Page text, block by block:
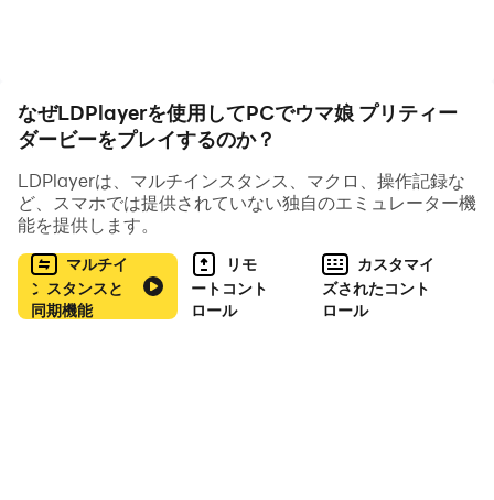
・DMMより低スペックPCでもプレイ可能
スマートフォンゲームをPCでプレイする場合、操作方法
はキーボードとマウスになります。これは一般的なPCゲ
ームと同じです。PCゲームの経験がある方は、特に違和
感なくスマートフォンゲームもPCでプレイできると思い
ます。
PCでスマホゲーム遊ぶQ&A
なぜLDPlayerを使用してPCでウマ娘 プリティー
ダービーをプレイするのか？
LDPlayerは、マルチインスタンス、マクロ、操作記録な
ど、スマホでは提供されていない独自のエミュレーター機
能を提供します。
マルチイ
ンスタンスと
同期機能
リモ
ートコント
ロール
カスタマイ
ズされたコント
ロール